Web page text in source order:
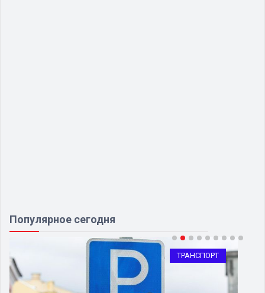
Популярное сегодня
ТРАНСПОРТ